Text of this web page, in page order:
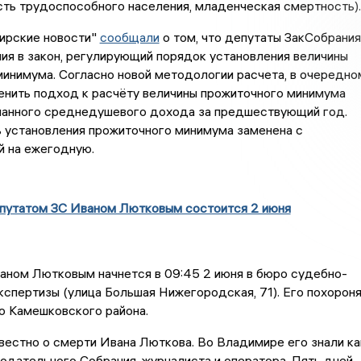
трудоспособного населения, младенческая смертность).
новости"сообщалио том, что депутаты ЗакСобрания
в закон, регулирующий порядок установления величины
Согласно новой методологии расчета, в
подход к расчёту величины прожиточного минимума
среднедушевого дохода за предшествующий год.
прожиточного минимума заменена с
на ежегодную.
ЗС Иваном Лютковым состоится 2 июня
Лютковым начнется в 09:45 2 июня в бюро судебно-
(улица Большая Нижегородская, 71). Его
Камешковского района.
о смерти Ивана Люткова. Во Владимире его знали